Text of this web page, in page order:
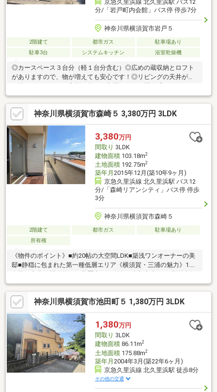
京急久里浜線 北久里浜駅 バス12
分/「岩戸町内会館」バス停 停歩7分
神奈川県横須賀市岩戸５
2階建て 都市ガス
駐車場あり
駐車3台
システムキッチン 浴室乾燥機
◎カースペース３台分（軽１台分含む）◎広めの蔵収納とロフト
がありますので、物が増えても安心です！◎リビングの天井が吹
す。◎庭先は４ｍあり、道路側ではないので休日にはご家族や仲
間たちとＢＢＱやガーデニングが楽しめるくつろぎのスペースで
す。◎周辺は閑静な住宅街ですので落ち着きのある住環境です。
◎幼稚園、小学校まで１０分以内、買物も至近にスーパーが幾つ
かあり生活施設が豊富。◎室内大変きれいに使用されています。
是非一度ご覧ください。
神奈川県横須賀市森崎５ 3,380万円 3LDK
3,380万円
間取り 3LDK
建物面積103.18m2
土地面積192.75m2
築年月 2015年12月(築10年9ヶ月)
京急久里浜線 北久里浜駅 バス12
分/「森崎リアンシティ」バス停 停歩
3分
神奈川県横須賀市森崎５
2階建て 都市ガス
駐車場あり
所有権
《物件のポイント》■約20帖の大空間LDK■築浅ワンオーナーの美
邸■静穏に包まれた第一種低層エリア《横須賀・三浦の魅力》1.
の別荘地文化、そして戦後に花開いたサーフカルチャーが混ざり
合い、「湘南モダン」とも呼べるリベラルで開放的な空気感を生
み出しています。2. 自然と共生する生活様式「スローライフ」を
地で行く生活様式が根付いています。海岸沿いの散歩やマリンス
ポーツが日常の一部であり、豊かな自然環境が子育て世代やアク
ティブシニアを惹きつけています。
神奈川県横須賀市池田町５ 1,380万円 3LDK
1,380万円
間取り 3LDK
建物面積86.11m2
土地面積175.88m2
築年月 2004年3月(築22年6ヶ月)
京急久里浜線 北久里浜駅 徒歩8分
その他の交通